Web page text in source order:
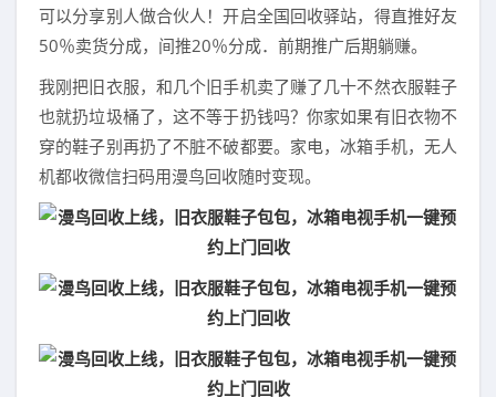
可以分享别人做合伙人！开启全国回收驿站，得直推好友
50％卖货分成，间推20％分成．前期推广后期躺赚。
我刚把旧衣服，和几个旧手机卖了赚了几十不然衣服鞋子
也就扔垃圾桶了，这不等于扔钱吗？你家如果有旧衣物不
穿的鞋子别再扔了不脏不破都要。家电，冰箱手机，无人
机都收微信扫码用漫鸟回收随时变现。